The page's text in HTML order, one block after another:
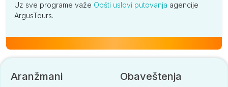
Uz sve programe važe Opšti uslovi putovanja agencije
ArgusTours.
Aranžmani Obaveštenja